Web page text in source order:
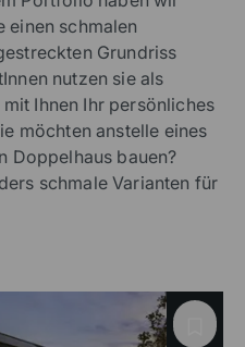
einen schmalen
Grundriss
nutzen sie als
Ihnen Ihr persönliches
möchten anstelle eines
Doppelhaus bauen?
schmale Varianten für